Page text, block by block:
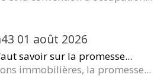
01 août 2026
savoir sur la promesse...
immobilières, la promesse...